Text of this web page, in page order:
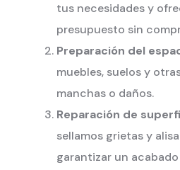
tus necesidades y
presupuesto sin
Preparación del
muebles, suelos y
manchas o daños.
Reparación de
sellamos grietas y
garantizar un